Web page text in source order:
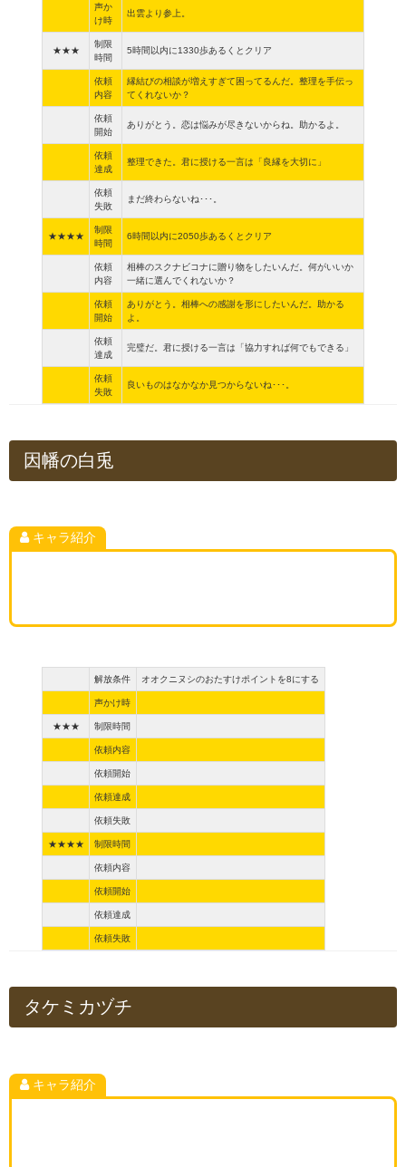
声か
け時
出雲より参上。
★★★
制限
時間
5時間以内に1330歩あるくとクリア
依頼
内容
縁結びの相談が増えすぎて困ってるんだ。整理を手伝っ
てくれないか？
依頼
開始
ありがとう。恋は悩みが尽きないからね。助かるよ。
依頼
達成
整理できた。君に授ける一言は「良縁を大切に」
依頼
失敗
まだ終わらないね･･･。
★★★★
制限
時間
6時間以内に2050歩あるくとクリア
依頼
内容
相棒のスクナビコナに贈り物をしたいんだ。何がいいか
一緒に選んでくれないか？
依頼
開始
ありがとう。相棒への感謝を形にしたいんだ。助かる
よ。
依頼
達成
完璧だ。君に授ける一言は「協力すれば何でもできる」
依頼
失敗
良いものはなかなか見つからないね･･･。
因幡の白兎
キャラ紹介
解放条件 オオクニヌシのおたすけポイントを8にする
声かけ時
★★★ 制限時間
依頼内容
依頼開始
依頼達成
依頼失敗
★★★★ 制限時間
依頼内容
依頼開始
依頼達成
依頼失敗
タケミカヅチ
キャラ紹介